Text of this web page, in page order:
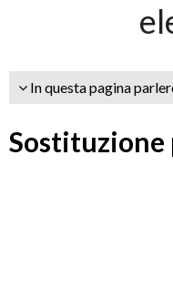
In questa pagina
Sostituzione